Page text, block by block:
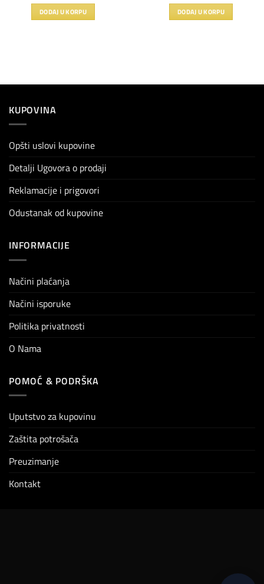
DODAJ U KORPU DODAJ U KORPU
KUPOVINA
Opšti uslovi kupovine
Detalji Ugovora o prodaji
Reklamacije i prigovori
Odustanak od kupovine
INFORMACIJE
Načini plaćanja
Načini isporuke
Politika privatnosti
O Nama
POMOĆ & PODRŠKA
Uputstvo za kupovinu
Zaštita potrošača
Preuzimanje
Kontakt